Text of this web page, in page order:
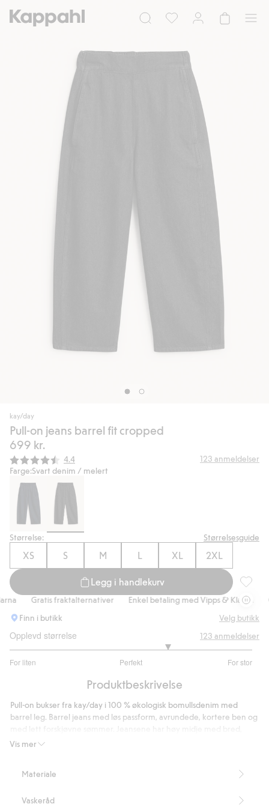
kay/day
Pull-on jeans barrel fit cropped
699 kr.
Gjennomsnittskarakter:
4.4 123 anmeldelser
Farge:Svart denim / melert
Størrelse: Størrelsesguide
XS S M L XL 2XL
Legg i handlekurv
Pull-
Gratis fraktalternativer Enkel betaling med Vipps & Klarna
Finn i butikk
Velg butikk
Opplevd størrelse
For liten Perfekt For stor
av
98
stemmer
123 anmeldelser
Produktbeskrivelse
Vis mer
Pull-on bukser fra kay/day i 100 % økologisk bomullsdenim med
barrel leg. Barrel jeans med løs passform, avrundede, kortere ben og
kledd strikk bak og glatt midje foran. To lommer langs sidesømmene
Høy midje
Lommer i sidene
Materiale
Vaskeråd